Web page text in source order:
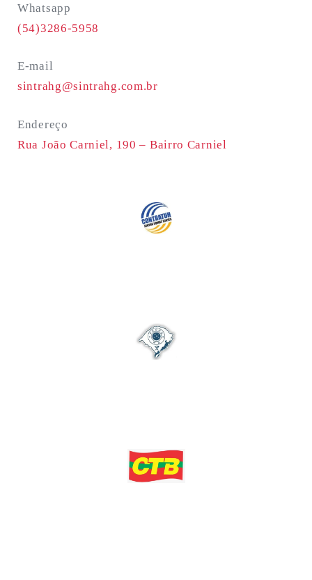
Whatsapp
(54)3286-5958
E-mail
sintrahg@sintrahg.com.br
Endereço
Rua João Carniel, 190 – Bairro Carniel